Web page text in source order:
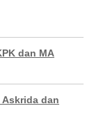
dan MA
dan